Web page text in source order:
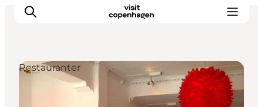
This is Copenhagen
Restauranter